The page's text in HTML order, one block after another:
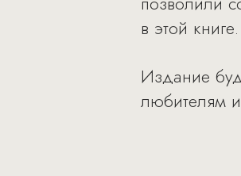
в этой книге.
Издание
любителям